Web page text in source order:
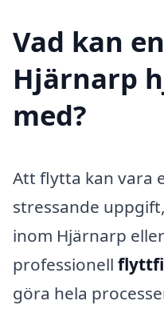
Vad kan
Hjärnarp
med?
Att flytta kan vara
stressande
inom Hjärnarp
professionell
göra hela